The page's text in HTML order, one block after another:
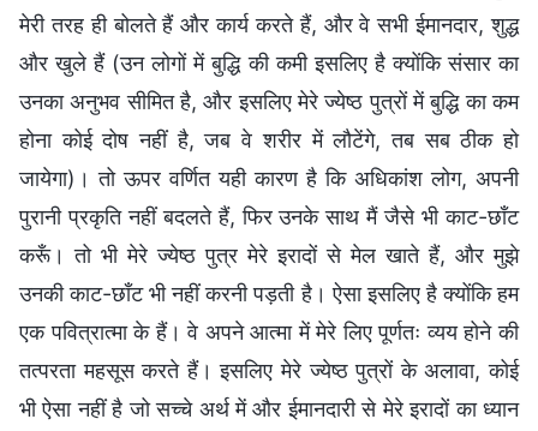
मेरी तरह ही बोलते हैं और कार्य करते हैं, और वे सभी ईमानदार, शुद्ध
और खुले हैं (उन लोगों में बुद्धि की कमी इसलिए है क्योंकि संसार का
उनका अनुभव सीमित है, और इसलिए मेरे ज्येष्ठ पुत्रों में बुद्धि का कम
होना कोई दोष नहीं है, जब वे शरीर में लौटेंगे, तब सब ठीक हो
जायेगा)। तो ऊपर वर्णित यही कारण है कि अधिकांश लोग, अपनी
पुरानी प्रकृति नहीं बदलते हैं, फिर उनके साथ मैं जैसे भी काट-छाँट
करूँ। तो भी मेरे ज्येष्ठ पुत्र मेरे इरादों से मेल खाते हैं, और मुझे
उनकी काट-छाँट भी नहीं करनी पड़ती है। ऐसा इसलिए है क्योंकि हम
एक पवित्रात्मा के हैं। वे अपने आत्मा में मेरे लिए पूर्णतः व्यय होने की
तत्परता महसूस करते हैं। इसलिए मेरे ज्येष्ठ पुत्रों के अलावा, कोई
भी ऐसा नहीं है जो सच्चे अर्थ में और ईमानदारी से मेरे इरादों का ध्यान